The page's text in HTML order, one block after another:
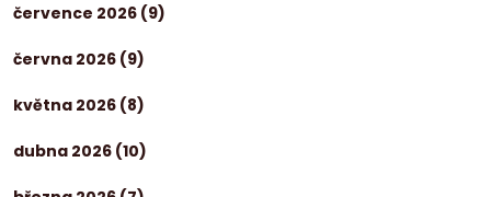
července 2026 (9)
června 2026 (9)
května 2026 (8)
dubna 2026 (10)